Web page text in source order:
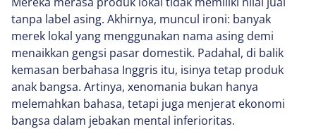
tanpa label asing. Akhirnya, muncul ironi: banyak
merek lokal yang menggunakan nama asing demi
menaikkan gengsi pasar domestik. Padahal, di balik
kemasan berbahasa Inggris itu, isinya tetap produk
anak bangsa. Artinya, xenomania bukan hanya
melemahkan bahasa, tetapi juga menjerat ekonomi
bangsa dalam jebakan mental inferioritas.